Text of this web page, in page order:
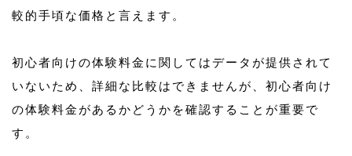
較的手頃な価格と言えます。
初心者向けの体験料金に関してはデータが提供されて
いないため、詳細な比較はできませんが、初心者向け
の体験料金があるかどうかを確認することが重要で
す。